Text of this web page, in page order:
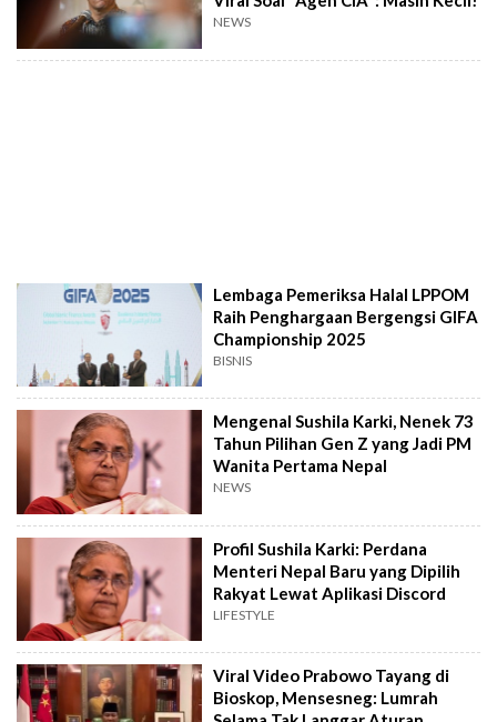
NEWS
Lembaga Pemeriksa Halal LPPOM
Raih Penghargaan Bergengsi GIFA
Championship 2025
BISNIS
Mengenal Sushila Karki, Nenek 73
Tahun Pilihan Gen Z yang Jadi PM
Wanita Pertama Nepal
NEWS
Profil Sushila Karki: Perdana
Menteri Nepal Baru yang Dipilih
Rakyat Lewat Aplikasi Discord
LIFESTYLE
Viral Video Prabowo Tayang di
Bioskop, Mensesneg: Lumrah